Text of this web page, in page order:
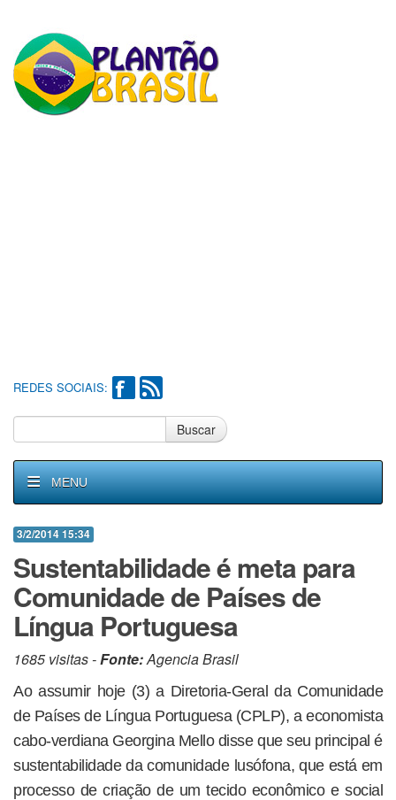
REDES SOCIAIS:
Buscar
MENU
3/2/2014 15:34
Sustentabilidade é meta para
Comunidade de Países de
Língua Portuguesa
1685 visitas -Fonte:Agencia Brasil
Ao assumir hoje (3) a Diretoria-Geral da Comunidade
de Países de Língua Portuguesa (CPLP), a economista
cabo-verdiana Georgina Mello disse que seu principal é
sustentabilidade da comunidade lusófona, que está em
processo de criação de um tecido econômico e social